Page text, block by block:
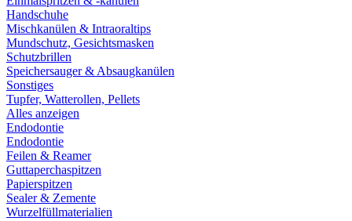
Handschuhe
Mischkanülen & Intraoraltips
Mundschutz, Gesichtsmasken
Schutzbrillen
Speichersauger & Absaugkanülen
Sonstiges
Tupfer, Watterollen, Pellets
Alles anzeigen
Endodontie
Endodontie
Feilen & Reamer
Guttaperchaspitzen
Papierspitzen
Sealer & Zemente
Wurzelfüllmaterialien